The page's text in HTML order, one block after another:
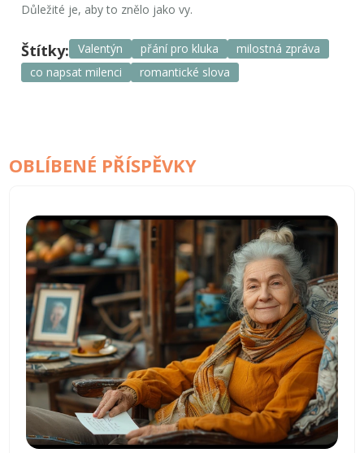
Důležité je, aby to znělo jako vy.
Štítky: Valentýn přání pro kluka
milostná zpráva
co napsat milenci
romantické slova
OBLÍBENÉ PŘÍSPĚVKY